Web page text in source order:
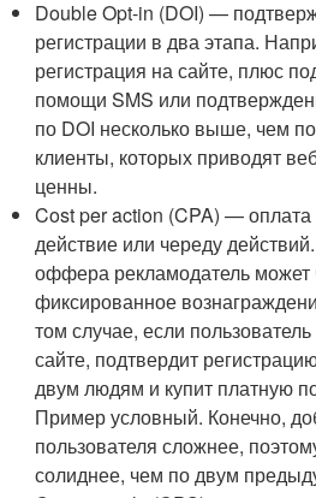
Double Opt-in (DOI) —
регистрации в два этапа.
регистрация на сайте, плюс
помощи SMS или
по DOI несколько выше, чем
клиенты, которых приводят
ценны.
Cost per action (CPA) — оплата
действие или череду
оффера рекламодатель может
фиксированное
том случае, если
сайте, подтвердит
двум людям и купит платную
Пример условный. Конечно,
пользователя сложнее,
солиднее, чем по двум